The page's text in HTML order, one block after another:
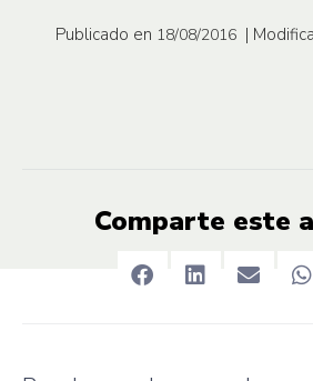
Publicado en 18/08/2016 |
Comparte este